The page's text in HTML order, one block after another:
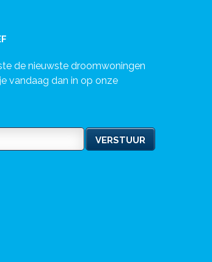
de nieuwste droomwoningen
vandaag dan in op onze